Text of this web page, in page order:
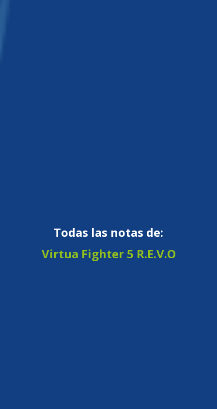
Todas las notas de:
Virtua Fighter 5 R.E.V.O